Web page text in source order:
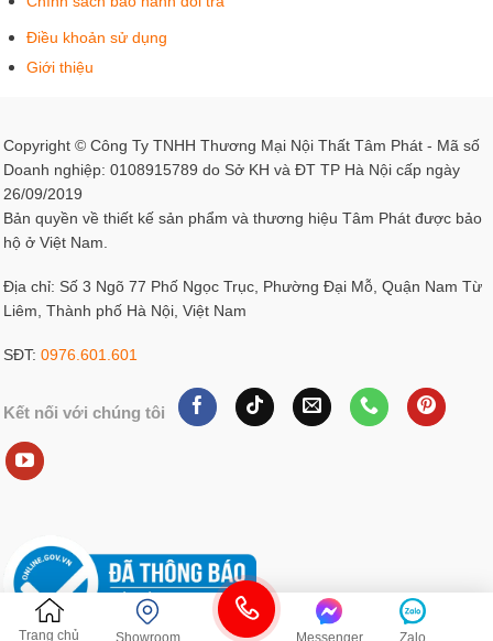
Điều khoản sử dụng
Giới thiệu
Copyright © Công Ty TNHH Thương Mại Nội Thất Tâm Phát - Mã số
Doanh nghiệp: 0108915789 do Sở KH và ĐT TP Hà Nội cấp ngày
26/09/2019
Bản quyền về thiết kế sản phẩm và thương hiệu Tâm Phát được bảo
hộ ở Việt Nam.
Địa chỉ: Số 3 Ngõ 77 Phố Ngọc Trục, Phường Đại Mỗ, Quận Nam Từ
Liêm, Thành phố Hà Nội, Việt Nam
SĐT: 0976.601.601
Kết nối với chúng tôi
Trang chủ Showroom Messenger Zalo